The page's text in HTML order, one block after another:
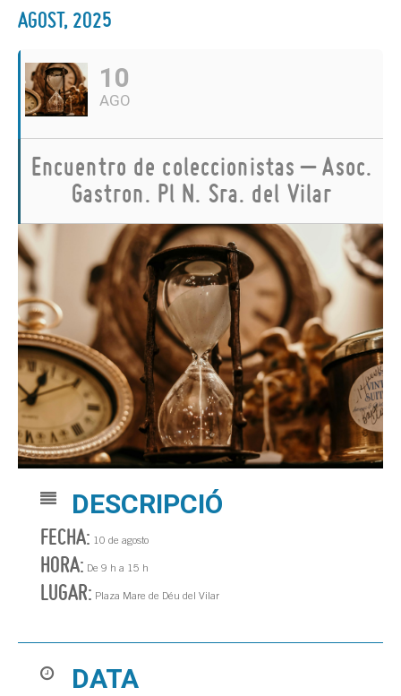
AGOST, 2025
10
AGO
Encuentro de coleccionistas – Asoc.
Gastron. Pl N. Sra. del Vilar
DESCRIPCIÓ
FECHA: 10 de agosto
HORA: De 9 h a 15 h
LUGAR: Plaza Mare de Déu del Vilar
DATA